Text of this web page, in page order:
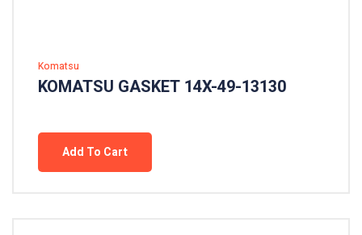
Komatsu
KOMATSU GASKET 14X-49-13130
Add To Cart